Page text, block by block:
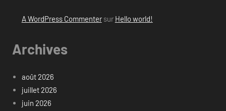
A WordPress Commentersur Hello world!
Archives
août 2026
juillet 2026
juin 2026